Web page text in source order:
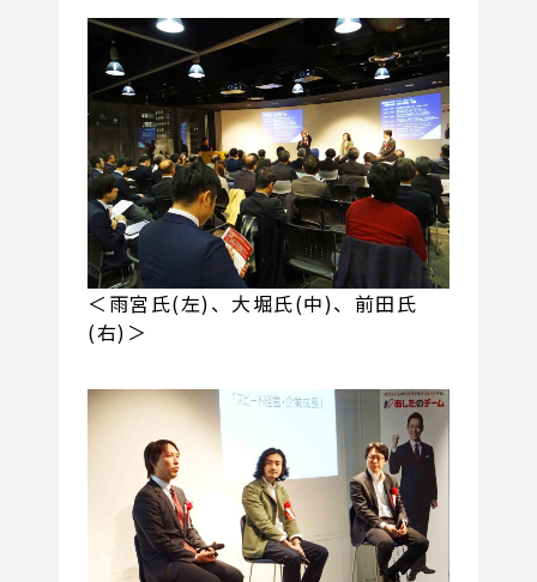
＜雨宮氏(左)、大堀氏(中)、前田氏
(右)＞